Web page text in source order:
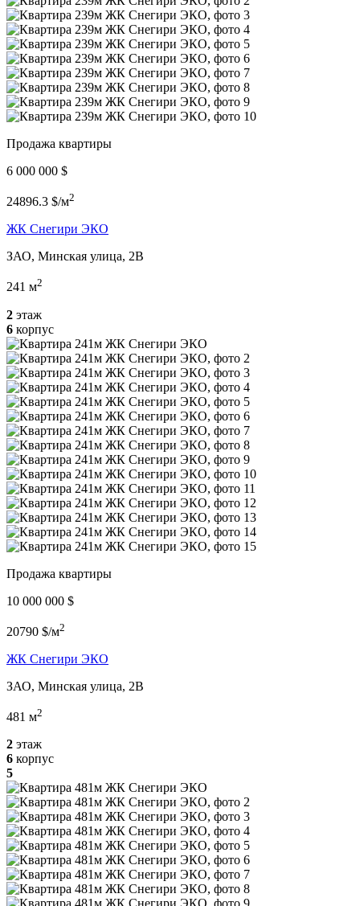
Продажа квартиры
6 000 000 $
24896.3 $/м2
ЖК Снегири ЭКО
ЗАО, Минская улица, 2В
241 м2
2 этаж
6 корпус
Продажа квартиры
10 000 000 $
20790 $/м2
ЖК Снегири ЭКО
ЗАО, Минская улица, 2В
481 м2
2 этаж
6 корпус
5